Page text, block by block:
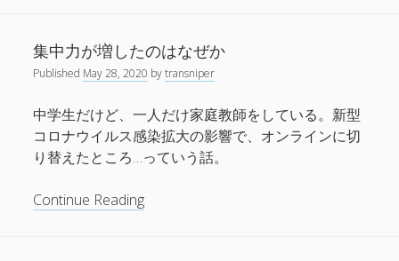
集中力が増したのはなぜか
Published May 28, 2020 bytransniper
中学生だけど、一人だけ家庭教師をしている。新型
コロナウイルス感染拡大の影響で、オンラインに切
り替えたところ…っていう話。
Continue Reading集